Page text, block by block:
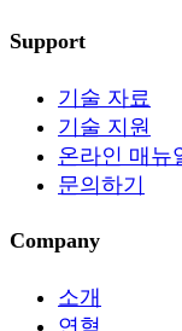
Support
기술 자료
기술 지원
온라인 매뉴
문의하기
Company
소개
연혁